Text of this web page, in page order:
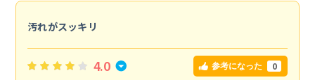
汚れがスッキリ
4.0 参考になった 0